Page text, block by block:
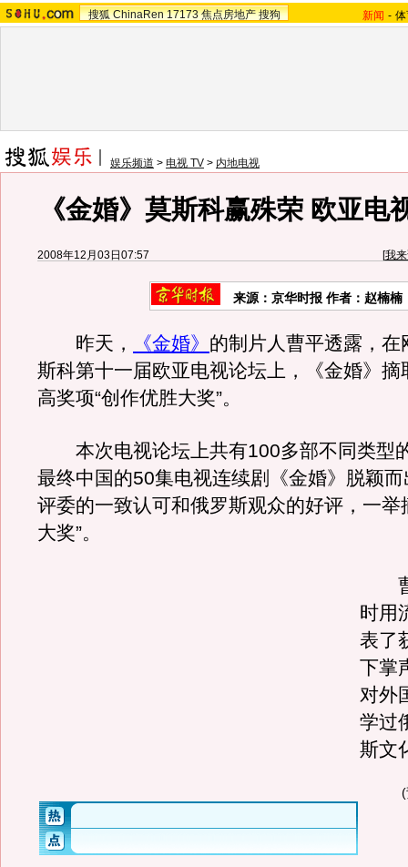
搜狐 ChinaRen 17173 焦点房地产 搜狗 新闻 -
娱乐频道 > 电视 TV > 内地电视
《金婚》莫斯科赢殊荣 欧亚电
2008年12月03日07:57 [我
来源： 京华时报 作者：赵楠楠
昨天， 《金婚》 的制片人曹平透露，在
斯科第十一届欧亚电视论坛上，《金婚》摘
高奖项“创作优胜大奖”。
本次电视论坛上共有100多部不同类型
最终中国的50集电视连续剧《金婚》脱颖
评委的一致认可和俄罗斯观众的好评，一举
大奖”。
曹
时用
表了
下掌
对外
学过
斯文